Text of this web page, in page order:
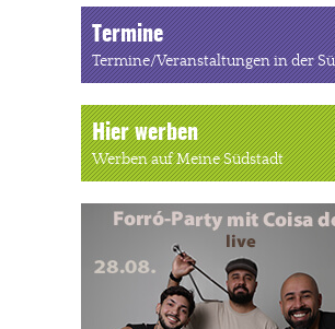
Termine
Termine/Veranstaltungen in der
Hier werben
Werben auf Meine Südstadt